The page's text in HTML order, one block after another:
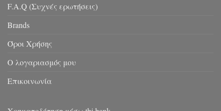
F.A.Q (Συχνές ερωτήσεις)
Brands
Όροι Χρήσης
Ο λογαριασμός μου
Επικοινωνία